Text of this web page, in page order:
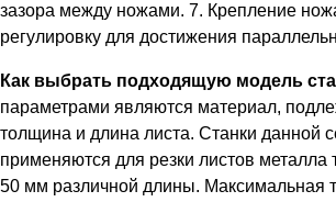
зазора между ножами. 7. Крепление
регулировку для достижения
Как выбрать подходящую модель
параметрами являются материал,
толщина и длина листа. Станки данной
применяются для резки листов металла
50 мм различной длины. Максимальная